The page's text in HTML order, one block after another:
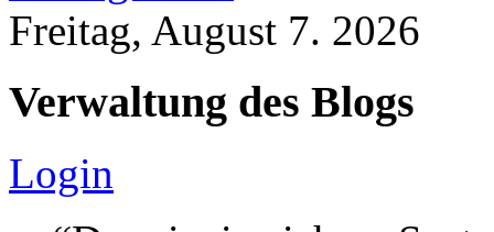
Freitag, August 7. 2026
Verwaltung des Blogs
Login